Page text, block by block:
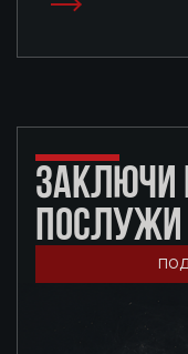
ЗАКЛЮЧИ
ПОСЛУЖИ